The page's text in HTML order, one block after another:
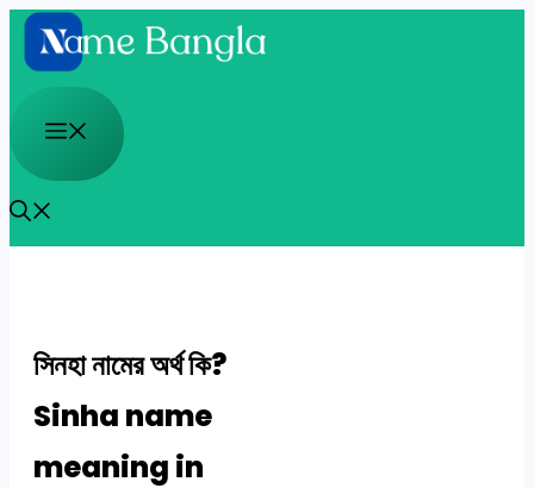
Skip
to
content
Menu
সিনহা নামের অর্থ কি?
Sinha name
meaning in